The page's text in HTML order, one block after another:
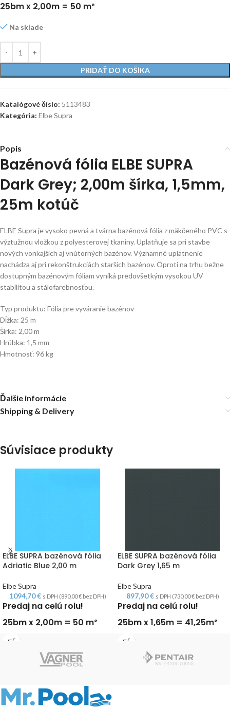
25bm x 2,00m = 50 m²
Na sklade
PRIDAŤ DO KOŠÍKA
Katalógové číslo: 5113483
Kategória: Elbe Supra
Popis
Bazénová fólia ELBE SUPRA
Dark Grey; 2,00m šírka, 1,5mm,
25m kotúč
ELBE Supra je vysoko pevná a tvárna bazénová fólia z mäkčeného PVC s
výztužnou vložkou z polyesterovej tkaniny. Uplatňuje sa pri stavbe
nových vonkajších aj vnútorných bazénov. Významné uplatnenie
nachádza aj pri rekonštrukciách starších bazénov. Oproti na trhu bežne
dostupným bazénovým fóliam vyniká predovšetkým vysokou UV
stabilitou a stálofarebnosťou.
Typ produktu: Fólia pre vyváranie bazénov
Dĺžka: 25 m
Šírka: 2,00 m
Hrúbka: 1,5 mm
Hmotnosť: 96 kg
Ďalšie informácie
Shipping & Delivery
Súvisiace produkty
ELBE SUPRA bazénová fólia
Adriatic Blue 2,00 m
Elbe Supra
1094,70€ s DPH (890,00€bez DPH)
Predaj na celú rolu!
25bm x 2,00m = 50 m²
ELBE SUPRA bazénová fólia
Dark Grey 1,65 m
Elbe Supra
897,90€ s DPH (730,00€bez DPH)
Predaj na celú rolu!
25bm x 1,65m = 41,25m²